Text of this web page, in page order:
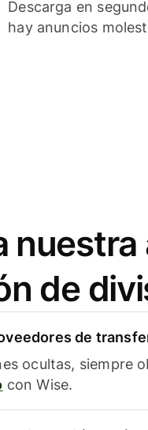
Descarga en
hay anuncios
de
de
ocultas, siempre
con Wise.